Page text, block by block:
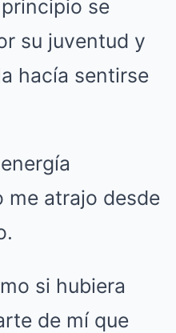
se
su juventud y
hacía sentirse
me atrajo desde
si hubiera
de mí que